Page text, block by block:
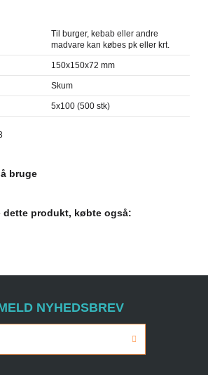
Til burger, kebab eller andre
madvare kan købes pk eller krt.
150x150x72 mm
Skum
5x100 (500 stk)
bruge
dette produkt, købte også:
NYHEDSBREV